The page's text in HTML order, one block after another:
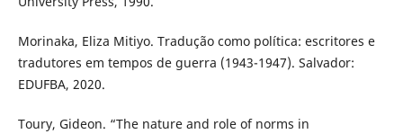
Morinaka, Eliza Mitiyo. Tradução como política: escritores e
tradutores em tempos de guerra (1943-1947). Salvador:
EDUFBA, 2020.
Toury, Gideon. “The nature and role of norms in